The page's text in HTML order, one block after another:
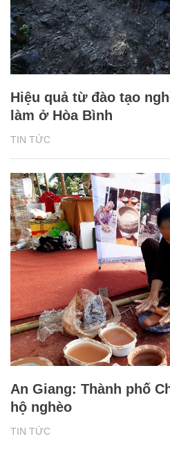
TIN TỨC
Hiệu quả từ đào tạo
làm ở Hòa Bình
TIN TỨC
An Giang: Thành phố
hộ nghèo